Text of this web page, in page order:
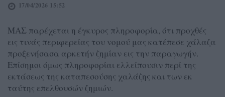
17/04/2026 15:52
ΜΑΣ παρέχεται η έγκυρος πληροφορία, ότι προχθές
εις τινάς περιφερείας του νομού μας κατέπεσε χάλαζα
προξενήσασα αρκετήν ζημίαν εις την παραγωγήν.
Επίσημοι όμως πληροφορίαι ελλείπουσιν περί της
εκτάσεως της καταπεσούσης χαλάζης και των εκ
ταύτης επελθουσών ζημιών.